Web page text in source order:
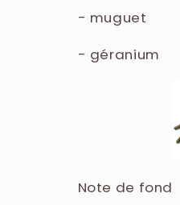
- muguet
- géranium
Note de fond